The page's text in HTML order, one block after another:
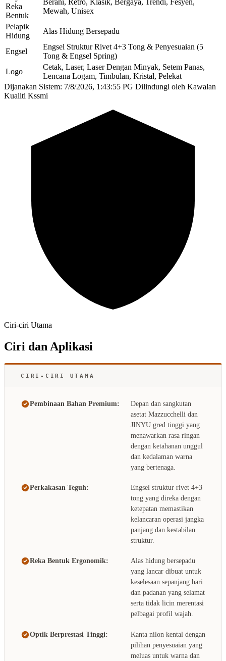
Reka
Bentuk
Mewah, Unisex
Pelapik
Hidung
Alas Hidung Bersepadu
Engsel
Engsel Struktur Rivet 4+3 Tong & Penyesuaian (5
Tong & Engsel Spring)
Logo
Cetak, Laser, Laser Dengan Minyak, Setem Panas,
Lencana Logam, Timbulan, Kristal, Pelekat
Dijanakan Sistem: 7/8/2026, 1:43:55 PG Dilindungi oleh Kawalan
Kualiti Kssmi
Ciri-ciri Utama
Ciri dan Aplikasi
CIRI-CIRI UTAMA
Pembinaan Bahan Premium:
Depan dan sangkutan
asetat Mazzucchelli dan
JINYU gred tinggi yang
menawarkan rasa ringan
dengan ketahanan unggul
dan kedalaman warna
yang bertenaga.
Perkakasan Teguh:
Engsel struktur rivet 4+3
tong yang direka dengan
ketepatan memastikan
kelancaran operasi jangka
panjang dan kestabilan
struktur.
Reka Bentuk Ergonomik:
Alas hidung bersepadu
yang lancar dibuat untuk
keselesaan sepanjang hari
dan padanan yang selamat
serta tidak licin merentasi
pelbagai profil wajah.
Optik Berprestasi Tinggi:
Kanta nilon kental dengan
pilihan penyesuaian yang
meluas untuk warna dan